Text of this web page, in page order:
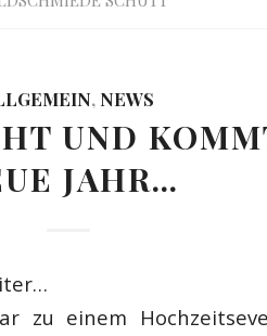
, NEWS
UND
JAHR…
zu einem